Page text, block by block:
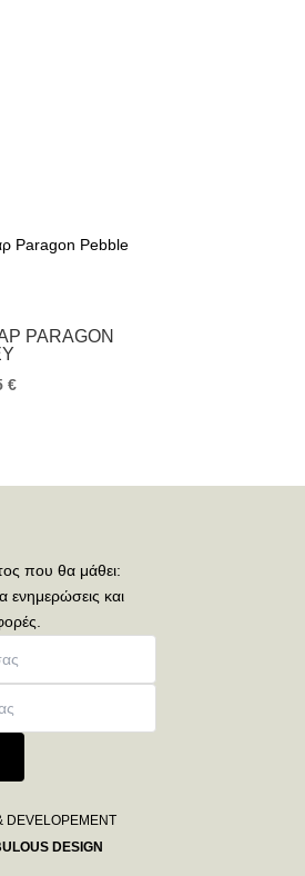
PARAGON
€
που θα μάθει:
ενημερώσεις και
DEVELOPEMENT
DESIGN